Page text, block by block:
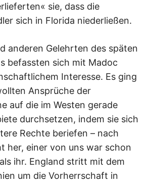
sie, dass die
sich in Florida niederließen.
anderen Gelehrten des späten
befassten sich mit Madoc
Interesse. Es ging
Ansprüche der
auf die im Westen gerade
durchsetzen, indem sie sich
Rechte beriefen – nach
her, einer von uns war schon
ihr. England stritt mit dem
um die Vorherrschaft in